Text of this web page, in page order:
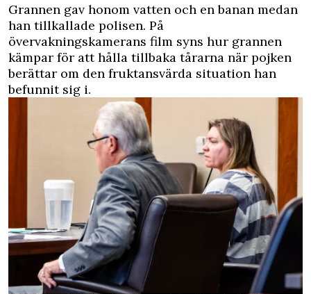
Grannen gav honom vatten och en banan medan
han tillkallade polisen. På
övervakningskamerans film syns hur grannen
kämpar för att hålla tillbaka tårarna när pojken
berättar om den fruktansvärda situation han
befunnit sig i.